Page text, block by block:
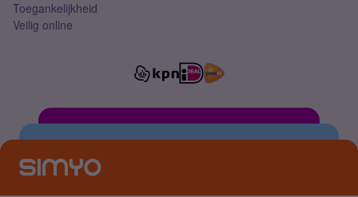
Toegankelijkheid
Veilig online